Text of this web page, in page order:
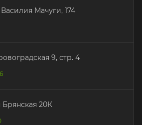
Мачуги, 174
9, стр. 4
Брянская 20К